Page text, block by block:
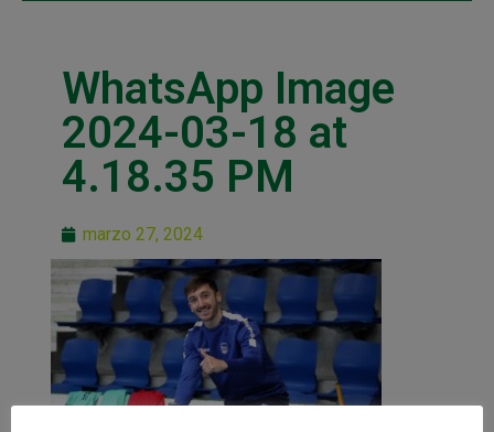
WhatsApp Image
2024-03-18 at
4.18.35 PM
marzo 27, 2024